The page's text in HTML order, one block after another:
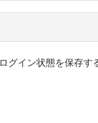
ログイン状態を保存す